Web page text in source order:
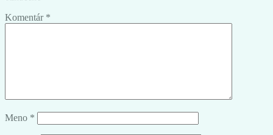
Komentár *
Meno *